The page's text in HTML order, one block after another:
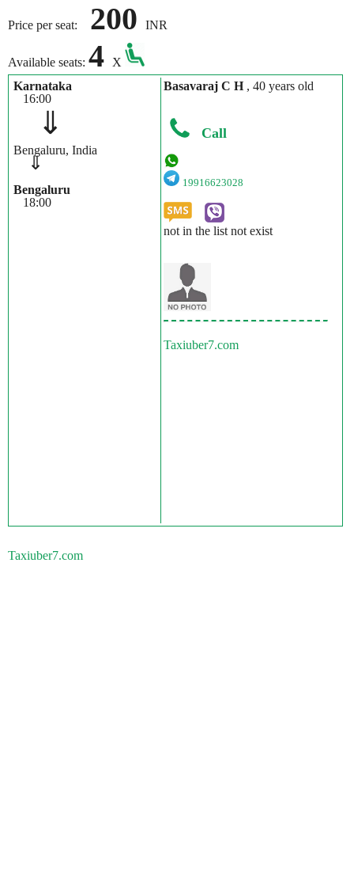
Price per seat: 200 INR
Available seats: 4
X
Karnataka
16:00
⇓
Bengaluru, India
⇓
Bengaluru
18:00
Basavaraj C H , 40 years old
Call
19916623028
not in the list not exist
Taxiuber7.com
Taxiuber7.com